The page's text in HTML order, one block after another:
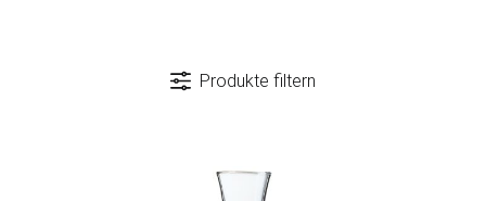
Produkte filtern